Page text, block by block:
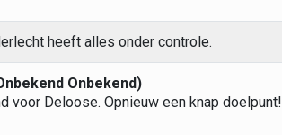
heeft alles onder controle.
Onbekend)
voor Deloose. Opnieuw een knap doelpunt!